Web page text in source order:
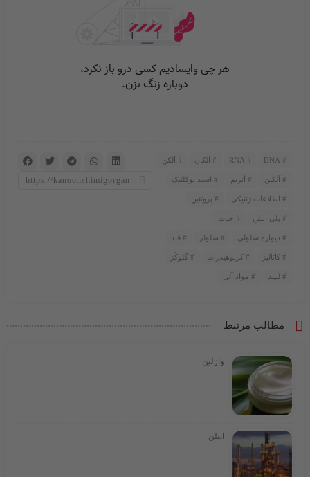
DNA
RNA آلکان آلکن
آلکین آنزیم اسید نوکلئیک
اطلاعات ژنتیکی پروتئین
پلی اتیلن حیات
دیواره سلولی سلولز قند
کاتالیز کربوهیدرات گلوکُز
لیپید مواد آلی
مطالب مرتبط
وازلین
اتیلن